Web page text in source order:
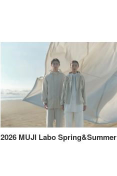
2026 MUJI Labo Spring&Summer